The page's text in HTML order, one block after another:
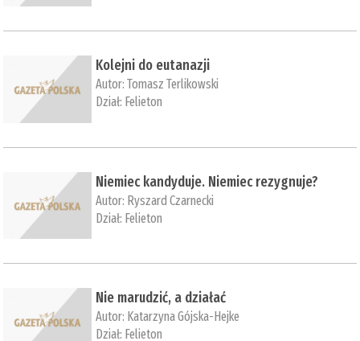
Kolejni do eutanazji
Autor:Tomasz Terlikowski
Dział: Felieton
Niemiec kandyduje. Niemiec rezygnuje?
Autor: Ryszard Czarnecki
Dział: Felieton
Nie marudzić, a działać
Autor: Katarzyna Gójska-Hejke
Dział: Felieton